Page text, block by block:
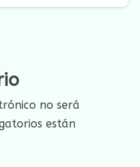
no será
están